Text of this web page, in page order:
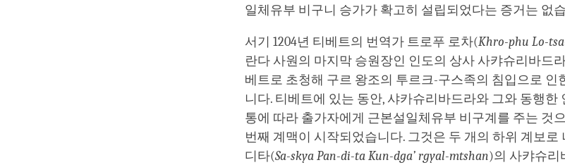
일체유부 비구니 승가가 확고히 설립되었다는 증거는 없
서기 1204년 티베트의 번역가 트로푸 로차(Khro-phu Lo-
란다 사원의 마지막 승원장인 인도의 상사 사캬슈리바드라
베트로 초청해 구르 왕조의 투르크-구스족의 침입으로 인
니다. 티베트에 있는 동안, 샤카슈리바드라와 그와 동행한
통에 따라 출가자에게 근본설일체유부 비구계를 주는 것
번째 계맥이 시작되었습니다. 그것은 두 개의 하위 계보로
디타(Sa-skya Pan-di-ta Kun-dga’ rgyal-mtshan)의 사캬슈리